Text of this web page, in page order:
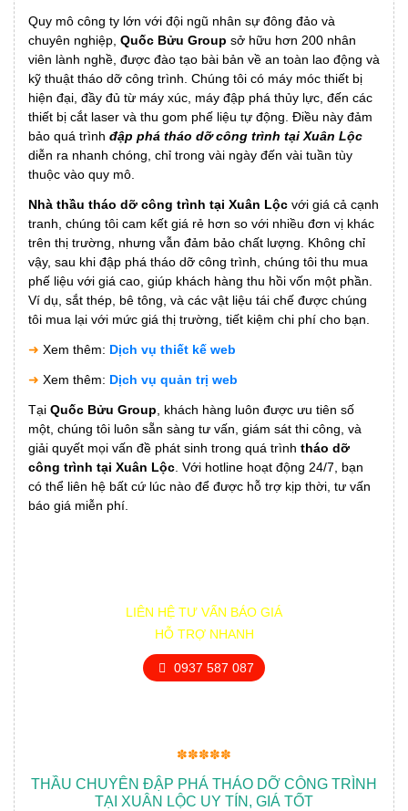
Quy mô công ty lớn với đội ngũ nhân sự đông đảo và
chuyên nghiệp, Quốc Bửu Group sở hữu hơn 200 nhân
viên lành nghề, được đào tạo bài bản về an toàn lao động và
kỹ thuật tháo dỡ công trình. Chúng tôi có máy móc thiết bị
hiện đại, đầy đủ từ máy xúc, máy đập phá thủy lực, đến các
thiết bị cắt laser và thu gom phế liệu tự động. Điều này đảm
bảo quá trình đập phá tháo dỡ công trình tại Xuân Lộc
diễn ra nhanh chóng, chỉ trong vài ngày đến vài tuần tùy
thuộc vào quy mô.
Nhà thầu tháo dỡ công trình tại Xuân Lộc với giá cả cạnh
tranh, chúng tôi cam kết giá rẻ hơn so với nhiều đơn vị khác
trên thị trường, nhưng vẫn đảm bảo chất lượng. Không chỉ
vậy, sau khi đập phá tháo dỡ công trình, chúng tôi thu mua
phế liệu với giá cao, giúp khách hàng thu hồi vốn một phần.
Ví dụ, sắt thép, bê tông, và các vật liệu tái chế được chúng
tôi mua lại với mức giá thị trường, tiết kiệm chi phí cho bạn.
➜ Xem thêm: Dịch vụ thiết kế web
➜ Xem thêm: Dịch vụ quản trị web
Tại Quốc Bửu Group , khách hàng luôn được ưu tiên số
một, chúng tôi luôn sẵn sàng tư vấn, giám sát thi công, và
giải quyết mọi vấn đề phát sinh trong quá trình tháo dỡ
công trình tại Xuân Lộc . Với hotline hoạt động 24/7, bạn
có thể liên hệ bất cứ lúc nào để được hỗ trợ kịp thời, tư vấn
báo giá miễn phí.
LIÊN HỆ TƯ VẤN BÁO GIÁ
HỖ TRỢ NHANH
0937 587 087
✽✽✽✽✽
THẦU CHUYÊN ĐẬP PHÁ THÁO DỠ CÔNG TRÌNH
TẠI XUÂN LỘC UY TÍN, GIÁ TỐT